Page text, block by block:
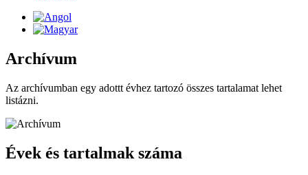
Archívum
Az archívumban egy adottt évhez tartozó összes tartalamat lehet
listázni.
Évek és tartalmak száma